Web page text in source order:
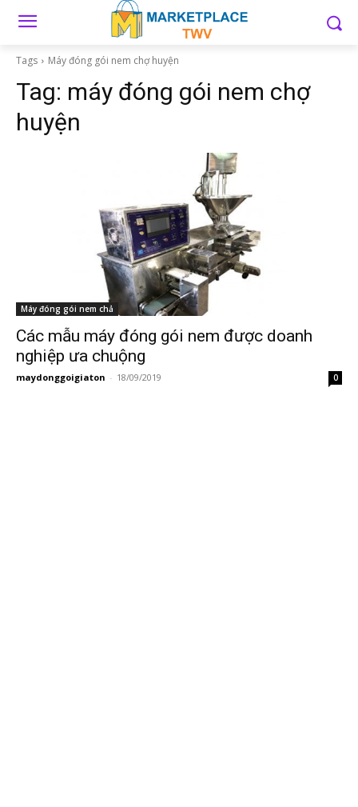
Tags Máy đóng gói nem chợ huyện
Tag: máy đóng gói nem chợ
huyện
Máy đóng gói nem chả
Các mẫu máy đóng gói nem được doanh
nghiệp ưa chuộng
maydonggoigiaton - 18/09/2019 0